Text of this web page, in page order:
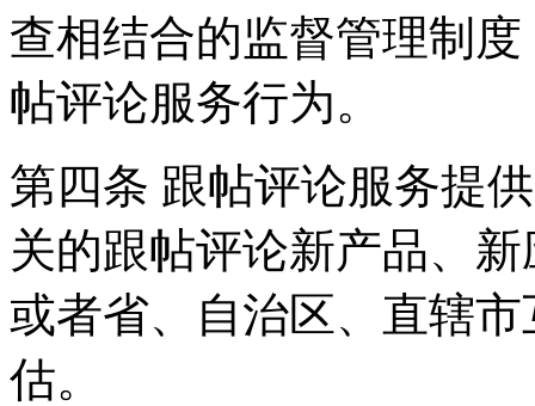
查相结合的监督管理制
帖评论服务行为。
第四条 跟帖评论服务提
关的跟帖评论新产品、
或者省、自治区、直辖
估。